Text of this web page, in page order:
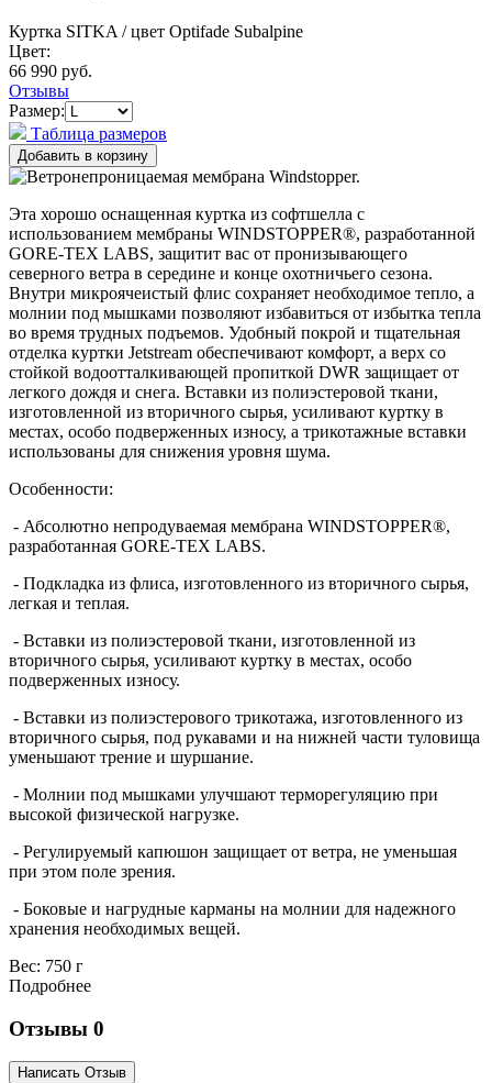
Куртка SITKA / цвет Optifade Subalpine
Цвет:
66 990 руб.
Отзывы
Размер:
Таблица размеров
Эта хорошо оснащенная куртка из софтшелла с
использованием мембраны WINDSTOPPER®, разработанной
GORE-TEX LABS, защитит вас от пронизывающего
северного ветра в середине и конце охотничьего сезона.
Внутри микроячеистый флис сохраняет необходимое тепло, а
молнии под мышками позволяют избавиться от избытка тепла
во время трудных подъемов. Удобный покрой и тщательная
отделка куртки Jetstream обеспечивают комфорт, а верх со
стойкой водоотталкивающей пропиткой DWR защищает от
легкого дождя и снега. Вставки из полиэстеровой ткани,
изготовленной из вторичного сырья, усиливают куртку в
местах, особо подверженных износу, а трикотажные вставки
использованы для снижения уровня шума.
Особенности:
- Абсолютно непродуваемая мембрана WINDSTOPPER®,
разработанная GORE-TEX LABS.
- Подкладка из флиса, изготовленного из вторичного сырья,
легкая и теплая.
- Вставки из полиэстеровой ткани, изготовленной из
вторичного сырья, усиливают куртку в местах, особо
подверженных износу.
- Вставки из полиэстерового трикотажа, изготовленного из
вторичного сырья, под рукавами и на нижней части туловища
уменьшают трение и шуршание.
- Молнии под мышками улучшают терморегуляцию при
высокой физической нагрузке.
- Регулируемый капюшон защищает от ветра, не уменьшая
при этом поле зрения.
- Боковые и нагрудные карманы на молнии для надежного
хранения необходимых вещей.
Вес: 750 г
Подробнее
Отзывы 0